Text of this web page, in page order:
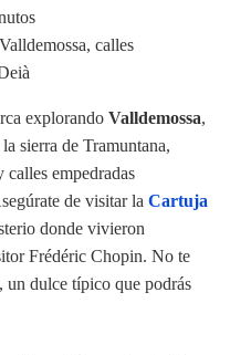
calles
explorando Valldemossa,
sierra de Tramuntana,
empedradas
de visitar la Cartuja
donde vivieron
Frédéric Chopin. No te
, un dulce típico que podrás